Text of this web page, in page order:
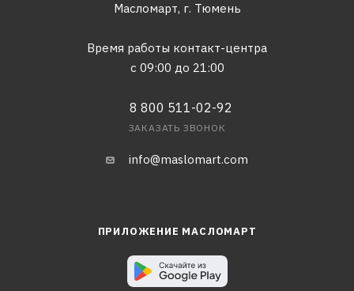
Масломарт, г. Тюмень
Время работы контакт-центра
с 09:00 до 21:00
8 800 511-02-92
ЗАКАЗАТЬ ЗВОНОК
info@maslomart.com
ПРИЛОЖЕНИЕ МАСЛОМАРТ